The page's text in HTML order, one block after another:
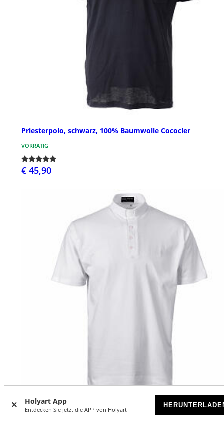
Holyart App
Entdecken Sie jetzt die APP von Holyart
Priesterpolo, schwarz, 100% Baumwolle Cococler
VORRÄTIG
€ 45,90